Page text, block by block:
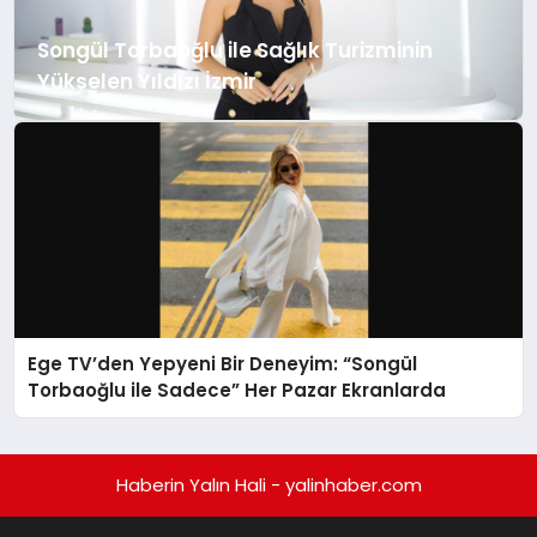
EĞİTİM
TEKNOLOJİ
Songül Torbaoğlu ile Sağlık Turizminin
Yükselen Yıldızı İzmir
Ege TV’den Yepyeni Bir Deneyim: “Songül
Torbaoğlu ile Sadece” Her Pazar Ekranlarda
Haberin Yalın Hali - yalinhaber.com